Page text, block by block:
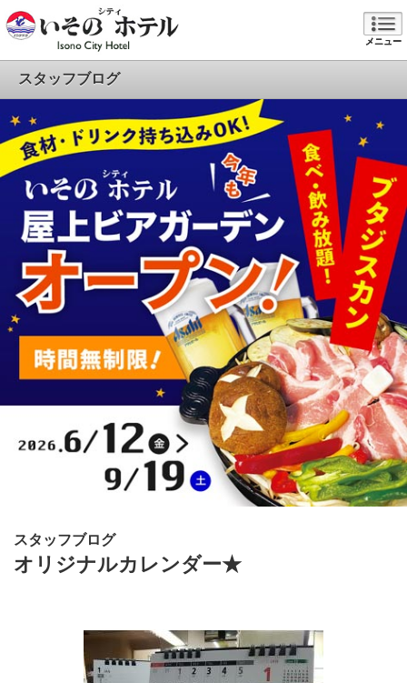
メニュー
スタッフブログ
スタッフブログ
オリジナルカレンダー★